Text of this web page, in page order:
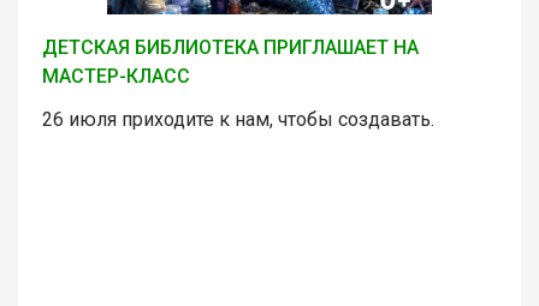
ДЕТСКАЯ БИБЛИОТЕКА ПРИГЛАШАЕТ НА
МАСТЕР-КЛАСС
26 июля приходите к нам, чтобы создавать.